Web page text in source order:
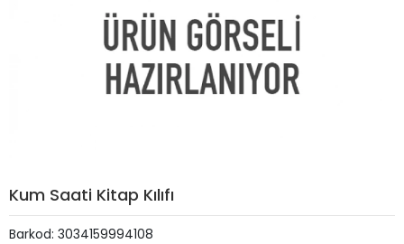
Kum Saati Kitap Kılıfı
Barkod: 3034159994108